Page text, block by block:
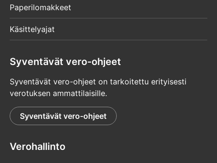
Paperilomakkeet
Käsittelyajat
Syventävät vero-ohjeet
Syventävät vero-ohjeet on tarkoitettu erityisesti
verotuksen ammattilaisille.
Syventävät vero-ohjeet
Verohallinto